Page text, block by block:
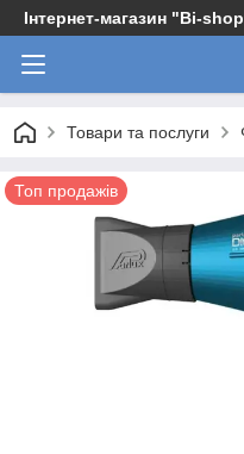
Інтернет-магазин "Bi-
Товари та послуги
Топ продажів